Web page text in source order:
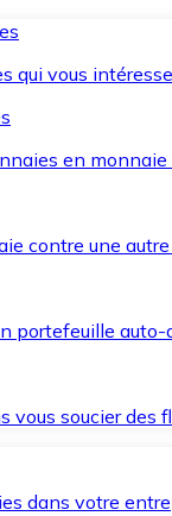
qui vous
en
contre une
portefeuille auto-
soucier des
dans votre